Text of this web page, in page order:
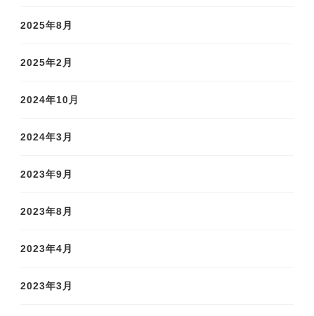
2025年8月
2025年2月
2024年10月
2024年3月
2023年9月
2023年8月
2023年4月
2023年3月